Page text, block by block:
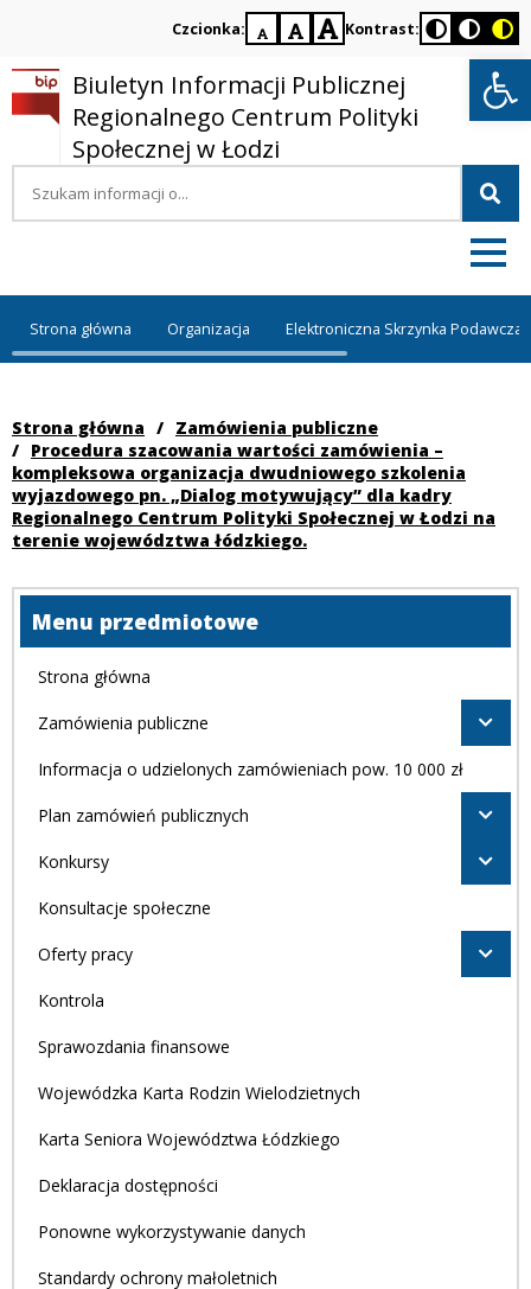
Czcionka:
domyślnawiększanajwiększa
czcionka
Kontrast:
Biuletyn Informacji Publicznej
Regionalnego Centrum Polityki
Społecznej w Łodzi
Wyszukiwana
fraza
Strona główna Organizacja Elektroniczna Skrzynka Podawcza
Strona główna / Zamówienia publiczne
/ Procedura szacowania wartości zamówienia –
kompleksowa organizacja dwudniowego szkolenia
wyjazdowego pn. „Dialog motywujący” dla kadry
Regionalnego Centrum Polityki Społecznej w Łodzi na
terenie województwa łódzkiego.
Menu przedmiotowe
Strona główna
Zamówienia publiczne
Informacja o udzielonych zamówieniach pow. 10 000 zł
Plan zamówień publicznych
Konkursy
Konsultacje społeczne
Oferty pracy
Kontrola
Sprawozdania finansowe
Wojewódzka Karta Rodzin Wielodzietnych
Karta Seniora Województwa Łódzkiego
Deklaracja dostępności
Ponowne wykorzystywanie danych
Standardy ochrony małoletnich